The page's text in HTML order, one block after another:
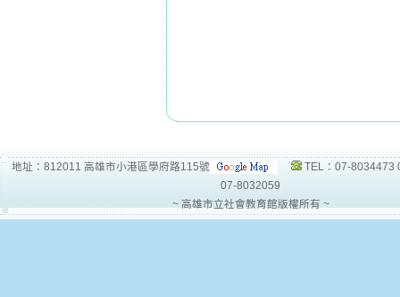
地址：812011 高雄市小港區學府路115號
TEL：07-8034473
07-8032059
~ 高雄市立社會教育館版權所有 ~